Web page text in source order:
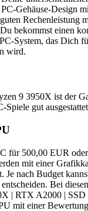
Gehäuse-Design
Rechenleistung
bekommst einen
System, das Dich
wird.
9 3950X ist der
Spiele gut
für 500,00 EUR
mit einer
Je nach Budget
Bei
| RTX A2000 | SSD
mit einer